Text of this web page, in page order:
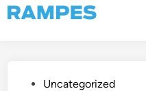
Skip
to
PostedUncategorized